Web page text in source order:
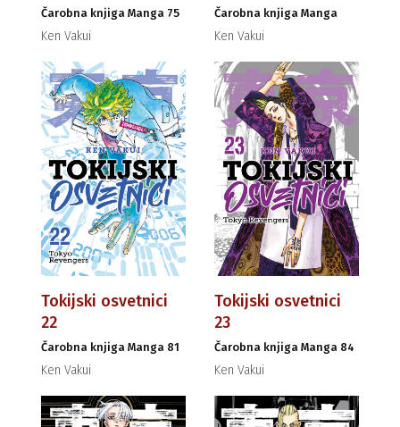
Čarobna knjiga Manga 75
Ken Vakui
Čarobna knjiga Manga
Ken Vakui
Tokijski osvetnici
22
Čarobna knjiga Manga 81
Ken Vakui
Tokijski osvetnici
23
Čarobna knjiga Manga 84
Ken Vakui